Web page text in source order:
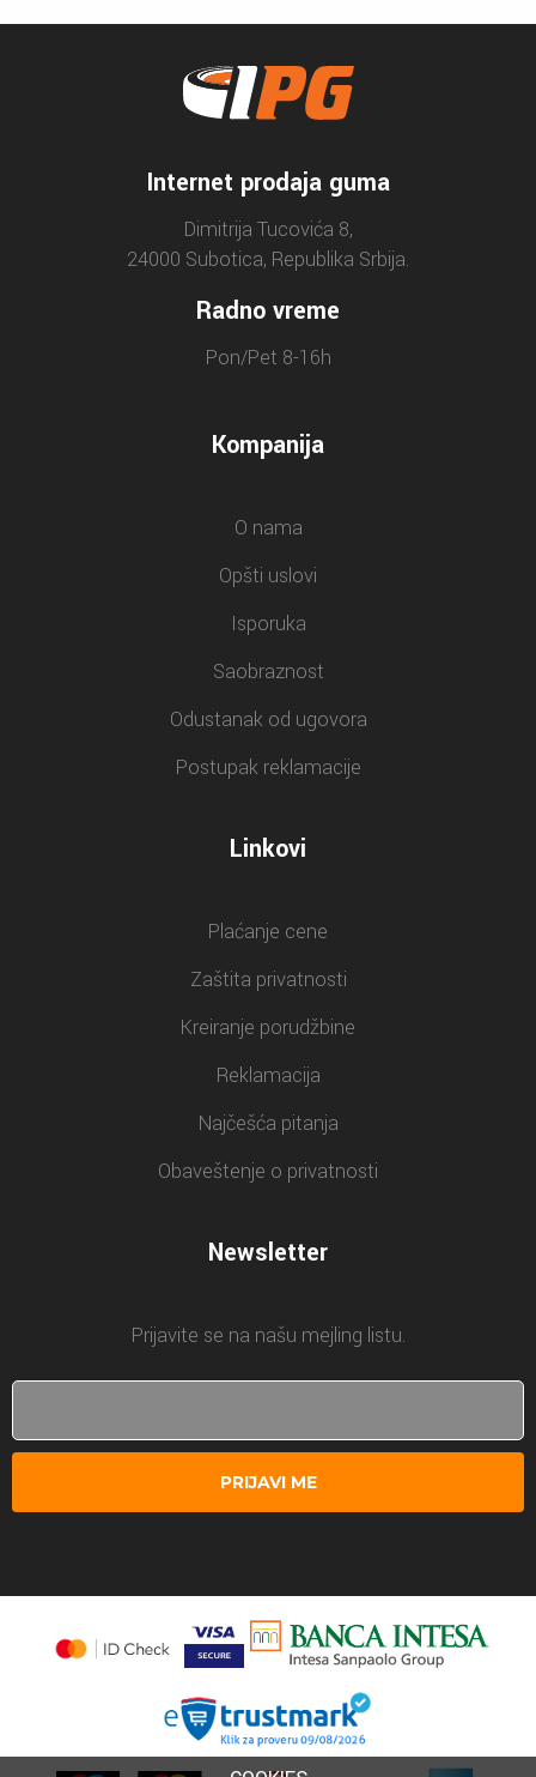
Internet prodaja guma
Dimitrija Tucovića 8,
24000 Subotica, Republika Srbija.
Radno vreme
Pon/Pet 8-16h
Kompanija
O nama
Opšti uslovi
Isporuka
Saobraznost
Odustanak od ugovora
Postupak reklamacije
Linkovi
Plaćanje cene
Zaštita privatnosti
Kreiranje porudžbine
Reklamacija
Najčešća pitanja
Obaveštenje o privatnosti
Newsletter
Prijavite se na našu mejling listu.
PRIJAVI ME